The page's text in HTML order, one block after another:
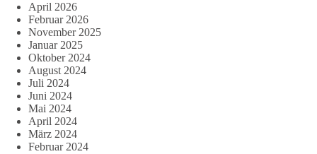
April 2026
Februar 2026
November 2025
Januar 2025
Oktober 2024
August 2024
Juli 2024
Juni 2024
Mai 2024
April 2024
März 2024
Februar 2024